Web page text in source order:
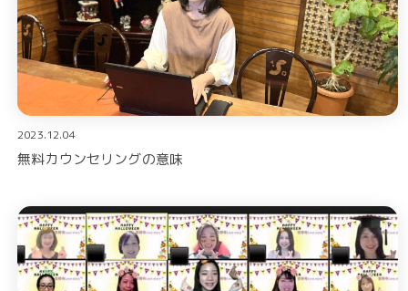
2023.12.04
無料カウンセリングの意味